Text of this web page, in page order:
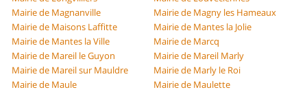
Mairie de Magnanville
Mairie de Magny les Hameaux
Mairie de Maisons Laffitte
Mairie de Mantes la Jolie
Mairie de Mantes la Ville
Mairie de Marcq
Mairie de Mareil le Guyon
Mairie de Mareil Marly
Mairie de Mareil sur Mauldre
Mairie de Marly le Roi
Mairie de Maule
Mairie de Maulette